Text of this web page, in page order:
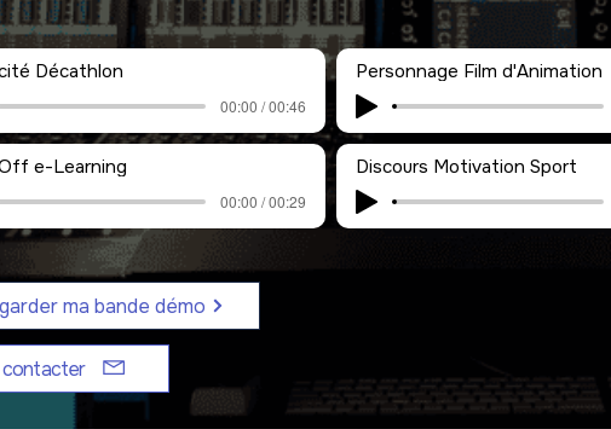
Décathlon
00:00 / 00:46
Personnage Film d'Animation
e-Learning
00:00 / 00:29
Discours Motivation Sport
ma bande démo
contacter